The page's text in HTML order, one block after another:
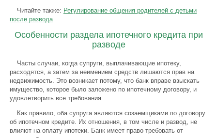
Читайте также: Регулирование общения родителей с детьми
после развода
Особенности раздела ипотечного кредита при
разводе
Часты случаи, когда супруги, выплачивающие ипотеку,
расходятся, а затем за неимением средств лишаются прав на
недвижимость. Это возникает потому, что банк вправе взыскать
имущество, которое было заложено по ипотечному договору, и
удовлетворить все требования.
Как правило, оба супруга являются созаемщиками по договору
об ипотечном кредите. Их отношения, в том числе и развод, не
влияют на оплату ипотеки. Банк имеет право требовать от